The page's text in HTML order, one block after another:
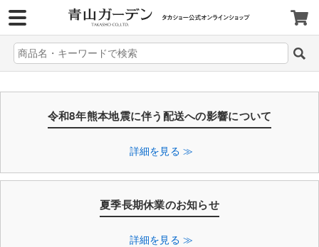
令和8年熊本地震に伴う配送への影響について
詳細を見る ≫
夏季長期休業のお知らせ
詳細を見る ≫